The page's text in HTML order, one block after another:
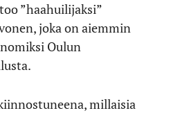
”haahuilijaksi”
joka on aiemmin
Oulun
millaisia